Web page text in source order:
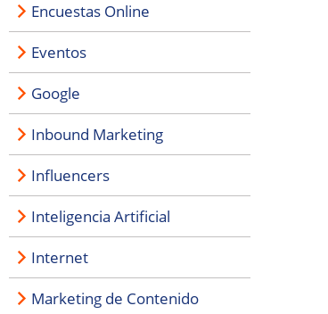
Encuestas Online
Eventos
Google
Inbound Marketing
Influencers
Inteligencia Artificial
Internet
Marketing de Contenido